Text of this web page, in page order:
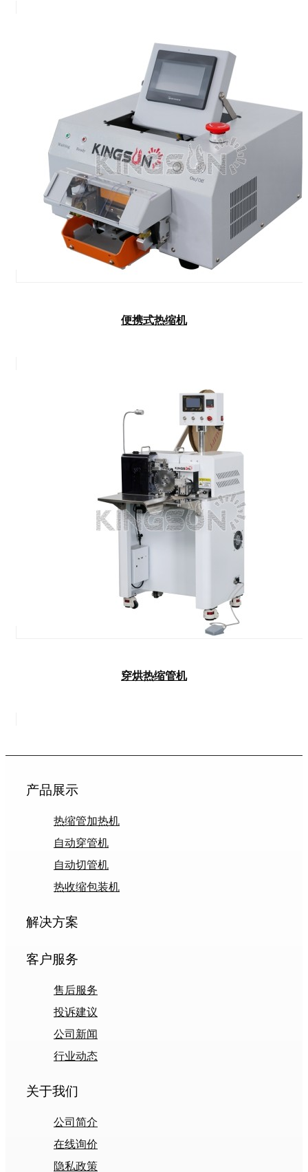
便携式热缩机
穿烘热缩管机
产品展示
热缩管加热机
自动穿管机
自动切管机
热收缩包装机
解决方案
客户服务
售后服务
投诉建议
公司新闻
行业动态
关于我们
公司简介
在线询价
隐私政策